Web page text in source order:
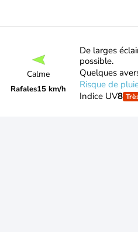
Calme
Rafales15 km/h
De larges
possible.
Quelques
Risque de
Indice UV8